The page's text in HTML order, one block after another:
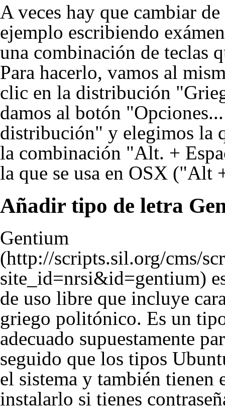
A veces hay que cambiar
ejemplo escribiendo
una combinación de teclas
Para hacerlo, vamos al
clic en la distribución
damos al botón
distribución" y elegimos la
la combinación "Alt. +
la que se usa en OSX ("Alt
Añadir tipo de letra
Gentium
de uso libre que incluye
griego politónico. Es un
adecuado supuestamente
seguido que los tipos
el sistema y también tienen
instalarlo si tienes